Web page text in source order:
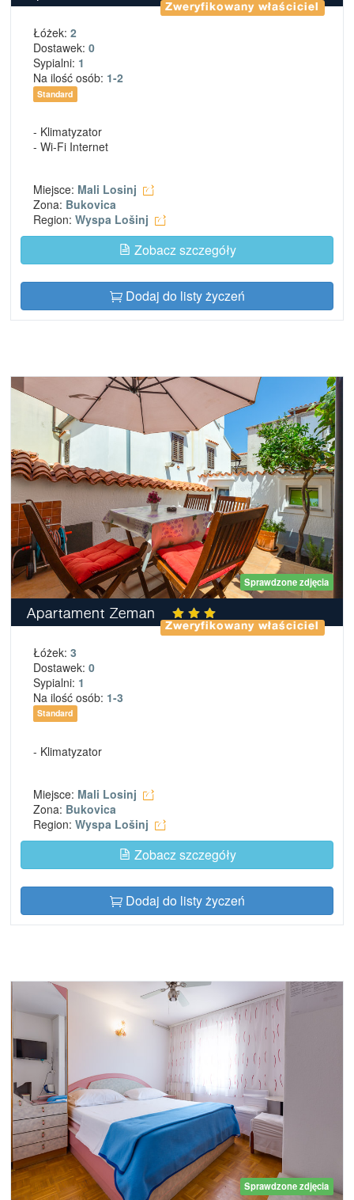
Zweryfikowany właściciel
Łóżek: 2
Dostawek: 0
Sypialni: 1
Na ilość osób: 1-2
Standard
- Klimatyzator
- Wi-Fi Internet
Miejsce: Mali Losinj
Zona: Bukovica
Region: Wyspa Lošinj
Zobacz szczegóły
Dodaj do listy życzeń
Sprawdzone zdjęcia
Apartament Zeman
Zweryfikowany właściciel
Łóżek: 3
Dostawek: 0
Sypialni: 1
Na ilość osób: 1-3
Standard
- Klimatyzator
Miejsce: Mali Losinj
Zona: Bukovica
Region: Wyspa Lošinj
Zobacz szczegóły
Dodaj do listy życzeń
Sprawdzone zdjęcia